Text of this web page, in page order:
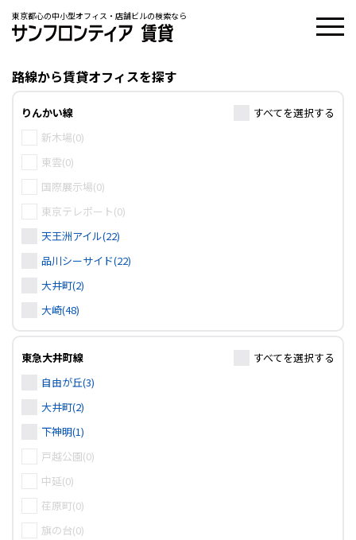
東京都心の中小型オフィス・店舗ビルの検索なら
路線から賃貸オフィスを探す
りんかい線 すべてを選択する
新木場(0)
東雲(0)
国際展示場(0)
東京テレポート(0)
天王洲アイル(22)
品川シーサイド(22)
大井町(2)
大崎(48)
東急大井町線 すべてを選択する
自由が丘(3)
大井町(2)
下神明(1)
戸越公園(0)
中延(0)
荏原町(0)
旗の台(0)